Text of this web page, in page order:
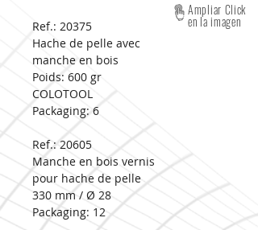
Ref.: 20375
Hache de pelle avec
manche en bois
Poids: 600 gr
COLOTOOL
Packaging: 6
Ref.: 20605
Manche en bois vernis
pour hache de pelle
330 mm / Ø 28
Packaging: 12
Ampliar Click
en la imagen